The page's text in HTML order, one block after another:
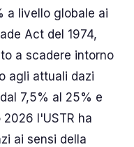
a livello globale ai
Act del 1974,
a scadere intorno
agli attuali dazi
7,5% al 25% e
l'USTR ha
ai sensi della